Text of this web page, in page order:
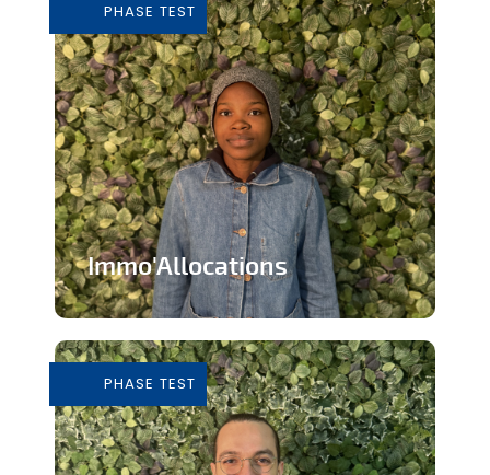
En savoir plus
PHASE TEST
Immo'Allocations
les personnes touchant des...
En savoir plus
PHASE TEST